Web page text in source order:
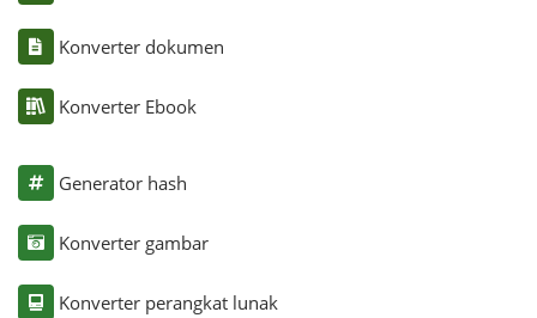
Konverter dokumen
Konverter Ebook
Generator hash
Konverter gambar
Konverter perangkat lunak